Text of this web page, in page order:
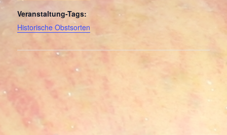
Veranstaltung-Tags:
Historische Obstsorten